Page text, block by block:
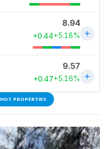
HOT PROPERTIES